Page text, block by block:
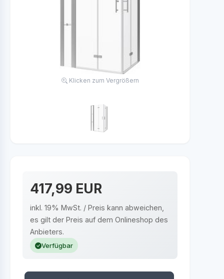
Klicken zum Vergrößern
417,99 EUR
inkl. 19% MwSt. / Preis kann abweichen,
es gilt der Preis auf dem Onlineshop des
Anbieters.
Verfügbar